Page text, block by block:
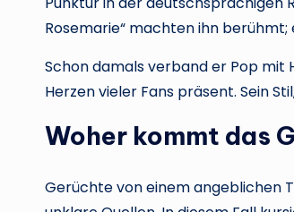
Rosemarie“ machten ihn
Schon damals verband er Pop mit
Herzen vieler Fans präsent. Sein
Woher kommt das
Gerüchte von einem angeblichen